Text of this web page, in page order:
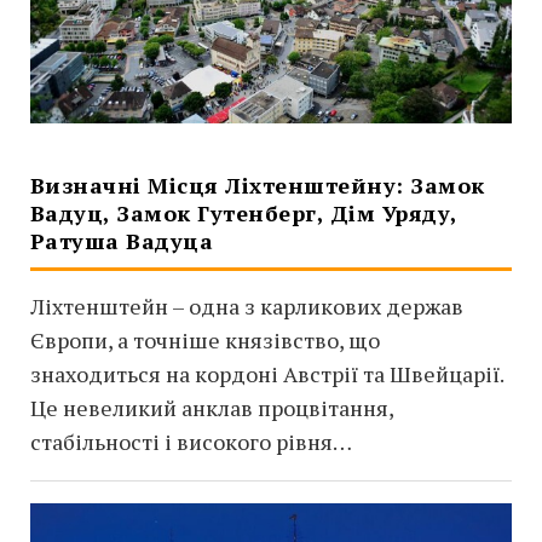
Визначні Місця Ліхтенштейну: Замок
Вадуц, Замок Гутенберг, Дім Уряду,
Ратуша Вадуца
Ліхтенштейн – одна з карликових держав
Європи, а точніше князівство, що
знаходиться на кордоні Австрії та Швейцарії.
Це невеликий анклав процвітання,
стабільності і високого рівня…